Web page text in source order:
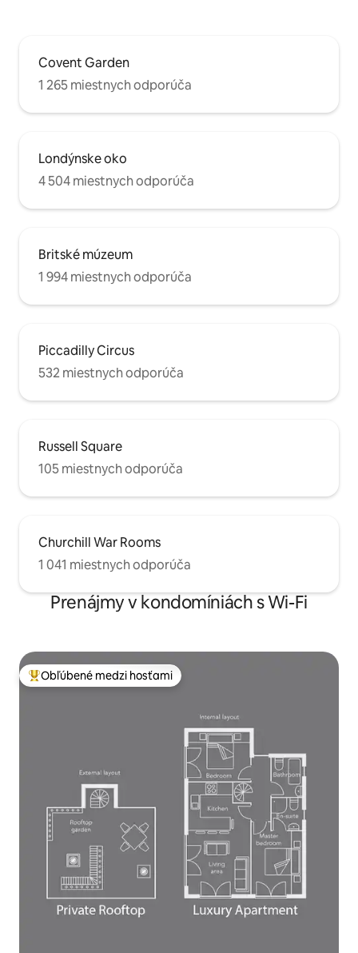
Covent Garden
1 265 miestnych odporúča
Londýnske oko
4 504 miestnych odporúča
Britské múzeum
1 994 miestnych odporúča
Piccadilly Circus
532 miestnych odporúča
Russell Square
105 miestnych odporúča
Churchill War Rooms
1 041 miestnych odporúča
Prenájmy v kondomíniách s Wi-Fi
Najobľúbenejšie medzi hosťami
Obľúbené medzi hosťami